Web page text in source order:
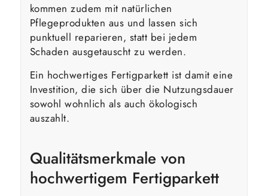
kommen zudem mit natürlichen
Pflegeprodukten aus und lassen sich
punktuell reparieren, statt bei jedem
Schaden ausgetauscht zu werden.
Ein hochwertiges Fertigparkett ist damit eine
Investition, die sich über die Nutzungsdauer
sowohl wohnlich als auch ökologisch
auszahlt.
Qualitätsmerkmale von
hochwertigem Fertigparkett